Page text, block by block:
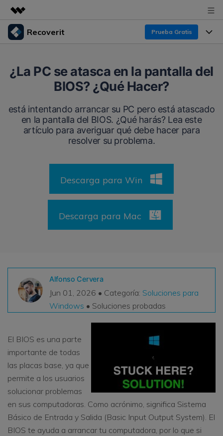
Productos destacados
Utilidades
Empresas
Sala de prensa
Recoverit Prueba Gratis
Recoverit para Windows
Líder en recuperación para Windows
Pruébalo Gratis
Recoverit para Mac
Recupera datos ilimitados del sistema Mac
Pruébalo Gratis
Recupera datos perdidos/eliminados gratis
Pruébalo Gratis
Otros Productos
Repairit - Reparar Datos
UBackit - Respaldar Datos
Recuperar de Unidades
Recuperar Medios Borrados
Recuperar Documentos
Recursos
Historias de Clientes
Temas Destacados
DESCARGAR Sign In
¿La PC se atasca en la pantalla del
BIOS? ¿Qué Hacer?
está intentando arrancar su PC pero está atascado
en la pantalla del BIOS. ¿Qué harás? Lea este
artículo para averiguar qué debe hacer para
resolver su problema.
Descarga para Win
Descarga para Mac
Alfonso Cervera
Jun 01, 2026 • Categoría: Soluciones para
Windows • Soluciones probadas
El BIOS es una parte
importante de todas
las placas base, ya que
permite a los usuarios
solucionar problemas
en sus computadoras. Como acrónimo, significa Sistema
Básico de Entrada y Salida (Basic Input Output System). El
BIOS te ayuda a arrancar tu computadora, por lo que si